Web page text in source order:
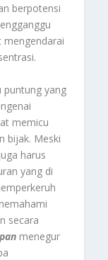
berpotensi
puntung yang
memicu
bijak. Meski
harus
yang di
secara
menegur